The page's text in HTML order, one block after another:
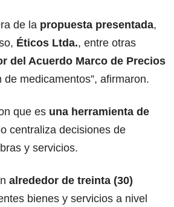
de la propuesta presentada,
Éticos Ltda., entre otras
del Acuerdo Marco de Precios
medicamentos”, afirmaron.
que es una herramienta de
centraliza decisiones de
y servicios.
alrededor de treinta (30)
bienes y servicios a nivel